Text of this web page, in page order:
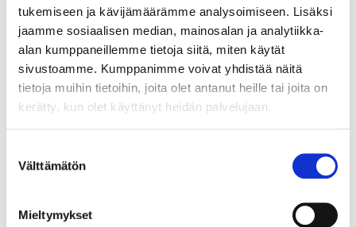
tukemiseen ja kävijämäärämme analysoimiseen. Lisäksi
jaamme sosiaalisen median, mainosalan ja analytiikka-
alan kumppaneillemme tietoja siitä, miten käytät
sivustoamme. Kumppanimme voivat yhdistää näitä
tietoja muihin tietoihin, joita olet antanut heille tai joita on
kerätty, kun olet käyttänyt heidän palvelujaan.
valinta
Välttämätön
Mieltymykset
Juha Pykäläinen
Anu Raita